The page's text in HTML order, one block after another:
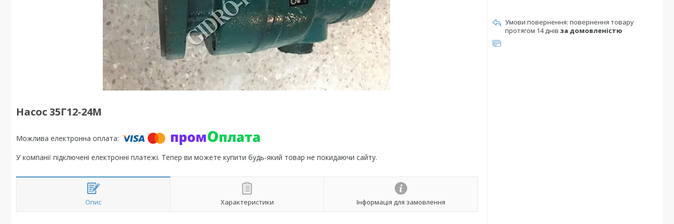
Насос 35Г12-24М
У компанії підключені електронні платежі. Тепер ви можете купити будь-який товар не покидаючи сайту.
Опис Характеристики Інформація для замовлення
повернення товару
протягом 14 днів за домовленістю